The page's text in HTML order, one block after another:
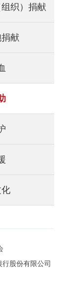
织）捐献
献
股份有限公司